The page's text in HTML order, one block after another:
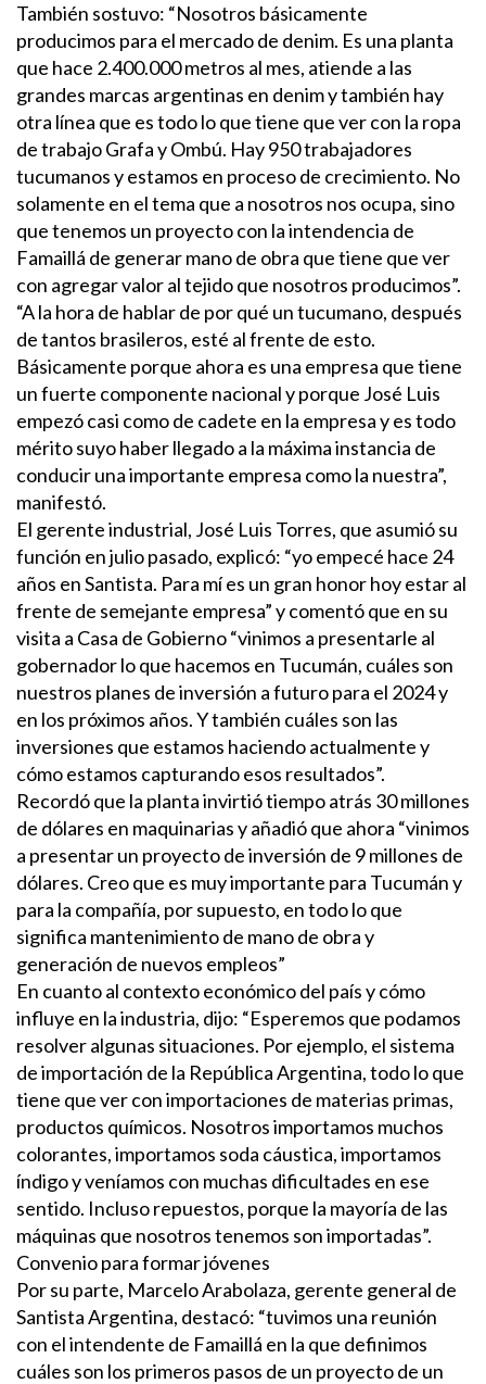
También sostuvo: “Nosotros básicamente
producimos para el mercado de denim. Es una planta
que hace 2.400.000 metros al mes, atiende a las
grandes marcas argentinas en denim y también hay
otra línea que es todo lo que tiene que ver con la ropa
de trabajo Grafa y Ombú. Hay 950 trabajadores
tucumanos y estamos en proceso de crecimiento. No
solamente en el tema que a nosotros nos ocupa, sino
que tenemos un proyecto con la intendencia de
Famaillá de generar mano de obra que tiene que ver
con agregar valor al tejido que nosotros producimos”.
“A la hora de hablar de por qué un tucumano, después
de tantos brasileros, esté al frente de esto.
Básicamente porque ahora es una empresa que tiene
un fuerte componente nacional y porque José Luis
empezó casi como de cadete en la empresa y es todo
mérito suyo haber llegado a la máxima instancia de
conducir una importante empresa como la nuestra”,
manifestó.
El gerente industrial, José Luis Torres, que asumió su
función en julio pasado, explicó: “yo empecé hace 24
años en Santista. Para mí es un gran honor hoy estar al
frente de semejante empresa” y comentó que en su
visita a Casa de Gobierno “vinimos a presentarle al
gobernador lo que hacemos en Tucumán, cuáles son
nuestros planes de inversión a futuro para el 2024 y
en los próximos años. Y también cuáles son las
inversiones que estamos haciendo actualmente y
cómo estamos capturando esos resultados”.
Recordó que la planta invirtió tiempo atrás 30 millones
de dólares en maquinarias y añadió que ahora “vinimos
a presentar un proyecto de inversión de 9 millones de
dólares. Creo que es muy importante para Tucumán y
para la compañía, por supuesto, en todo lo que
significa mantenimiento de mano de obra y
generación de nuevos empleos”
En cuanto al contexto económico del país y cómo
influye en la industria, dijo: “Esperemos que podamos
resolver algunas situaciones. Por ejemplo, el sistema
de importación de la República Argentina, todo lo que
tiene que ver con importaciones de materias primas,
productos químicos. Nosotros importamos muchos
colorantes, importamos soda cáustica, importamos
índigo y veníamos con muchas dificultades en ese
sentido. Incluso repuestos, porque la mayoría de las
máquinas que nosotros tenemos son importadas”.
Convenio para formar jóvenes
Por su parte, Marcelo Arabolaza, gerente general de
Santista Argentina, destacó: “tuvimos una reunión
con el intendente de Famaillá en la que definimos
cuáles son los primeros pasos de un proyecto de un